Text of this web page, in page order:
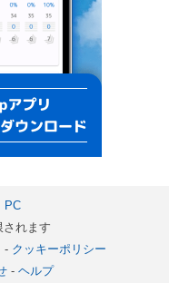
PC
れます
- クッキーポリシー
- ヘルプ